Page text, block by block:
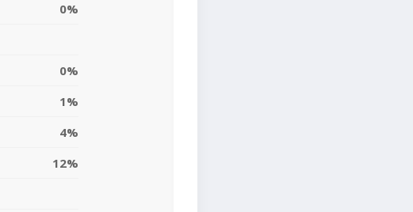
0%
0%
1%
4%
12%